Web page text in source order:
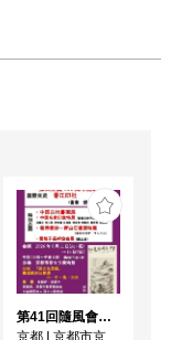
第41回隨風會書法篆刻展
京都 | 京都市京セラ美術館